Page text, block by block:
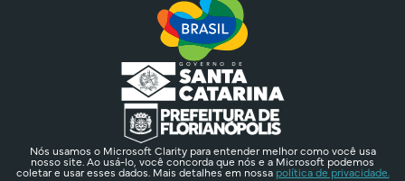
Nós usamos o Microsoft Clarity para entender melhor como você usa
nosso site. Ao usá-lo, você concorda que nós e a Microsoft podemos
coletar e usar esses dados. Mais detalhes em nossa política de privacidade.